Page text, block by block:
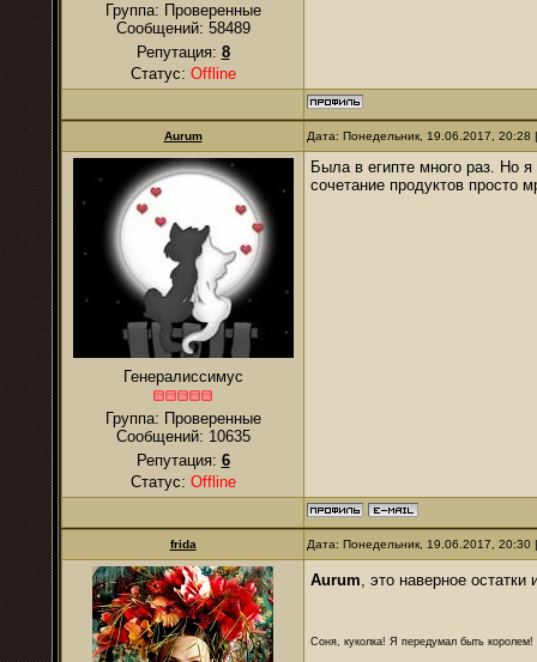
Группа: Проверенные
Сообщений: 58489
Репутация: 8
Статус: Offline
Aurum Дата: Понедельник, 19.06.2017,
Генералиссимус
Группа: Проверенные
Сообщений: 10635
Репутация: 6
Статус: Offline
Была в египте много раз. Но
сочетание продуктов просто
frida Дата: Понедельник, 19.06.2017,
Aurum, это наверное остатки
Соня, куколка! Я передумал быть